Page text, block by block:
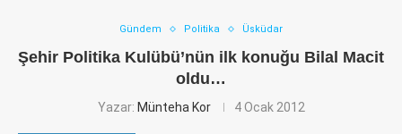
Gündem Politika Üsküdar
Şehir Politika Kulübü’nün ilk konuğu Bilal Macit
oldu…
Yazar: Münteha Kor 4 Ocak 2012